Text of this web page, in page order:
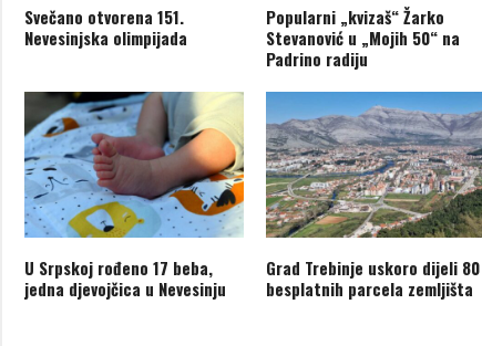
Svečano otvorena 151.
Nevesinjska olimpijada
Popularni „kvizaš“ Žarko
Stevanović u „Mojih 50“ na
Padrino radiju
U Srpskoj rođeno 17 beba,
jedna djevojčica u Nevesinju
Grad Trebinje uskoro dijeli 80
besplatnih parcela zemljišta